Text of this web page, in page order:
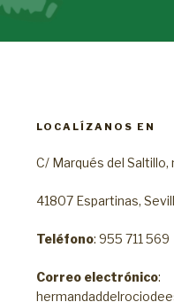
LOCALÍZANOS EN
C/ Marqués del Saltillo,
41807 Espartinas,
Teléfono: 955 711 569
Correo electrónico: